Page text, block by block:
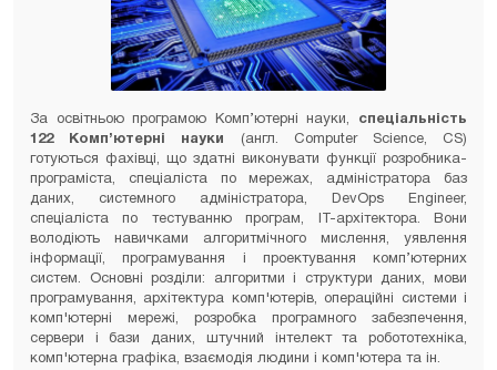
За освітньою програмою Комп’ютерні науки, спеціальність
122 Комп’ютерні науки
(англ. Computer Science, CS)
готуються фахівці, що здатні виконувати функції розробника-
програміста, спеціаліста по мережах, адміністратора баз
даних, системного адміністратора, DevOps Engineer,
спеціаліста по тестуванню програм, IT-архітектора. Вони
володіють навичками алгоритмічного мислення, уявлення
інформації, програмування і проектування комп’ютерних
систем. Основні розділи: алгоритми і структури даних, мови
програмування, архітектура комп'ютерів, операційні системи і
комп'ютерні мережі, розробка програмного забезпечення,
сервери і бази даних, штучний інтелект та робототехніка,
комп'ютерна графіка, взаємодія людини і комп'ютера та ін.